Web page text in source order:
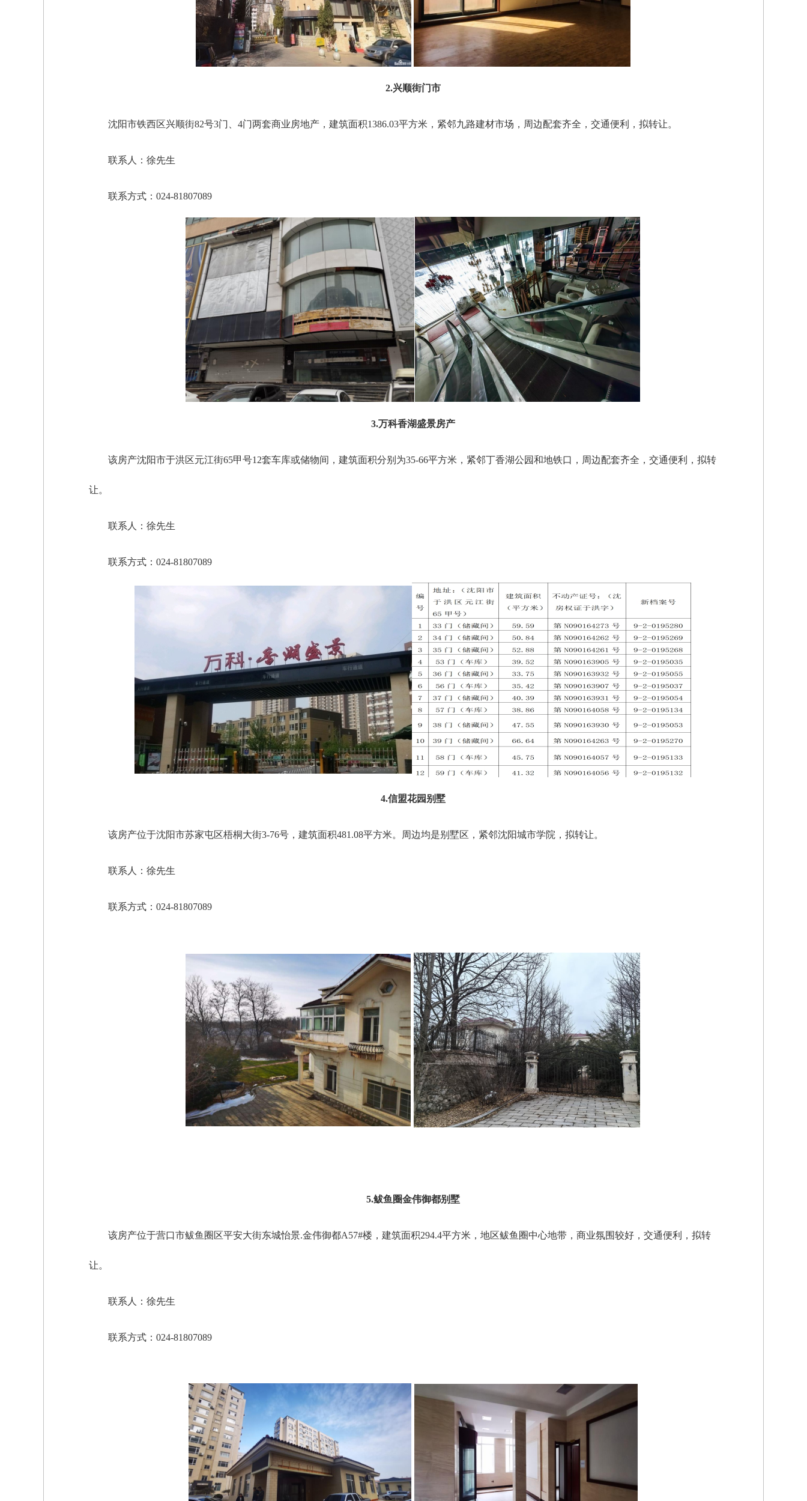
2.兴顺街门市
沈阳市铁西区兴顺街82号3门、4门两套商业房地产，建筑面积1386.03平方米，紧邻九路建材市场，周边配套齐全，交通便利，拟转让。
联系人：徐先生
联系方式：024-81807089
3.万科香湖盛景房产
该房产沈阳市于洪区元江街65甲号12套车库或储物间，建筑面积分别为35-66平方米，紧邻丁香湖公园和地铁口，周边配套齐全，交通便利，拟转
让。
联系人：徐先生
联系方式：024-81807089
4.信盟花园别墅
该房产位于沈阳市苏家屯区梧桐大街3-76号，建筑面积481.08平方米。周边均是别墅区，紧邻沈阳城市学院，拟转让。
联系人：徐先生
联系方式：024-81807089
5.鲅鱼圈金伟御都别墅
该房产位于营口市鲅鱼圈区平安大街东城怡景.金伟御都A57#楼，建筑面积294.4平方米，地区鲅鱼圈中心地带，商业氛围较好，交通便利，拟转
让。
联系人：徐先生
联系方式：024-81807089